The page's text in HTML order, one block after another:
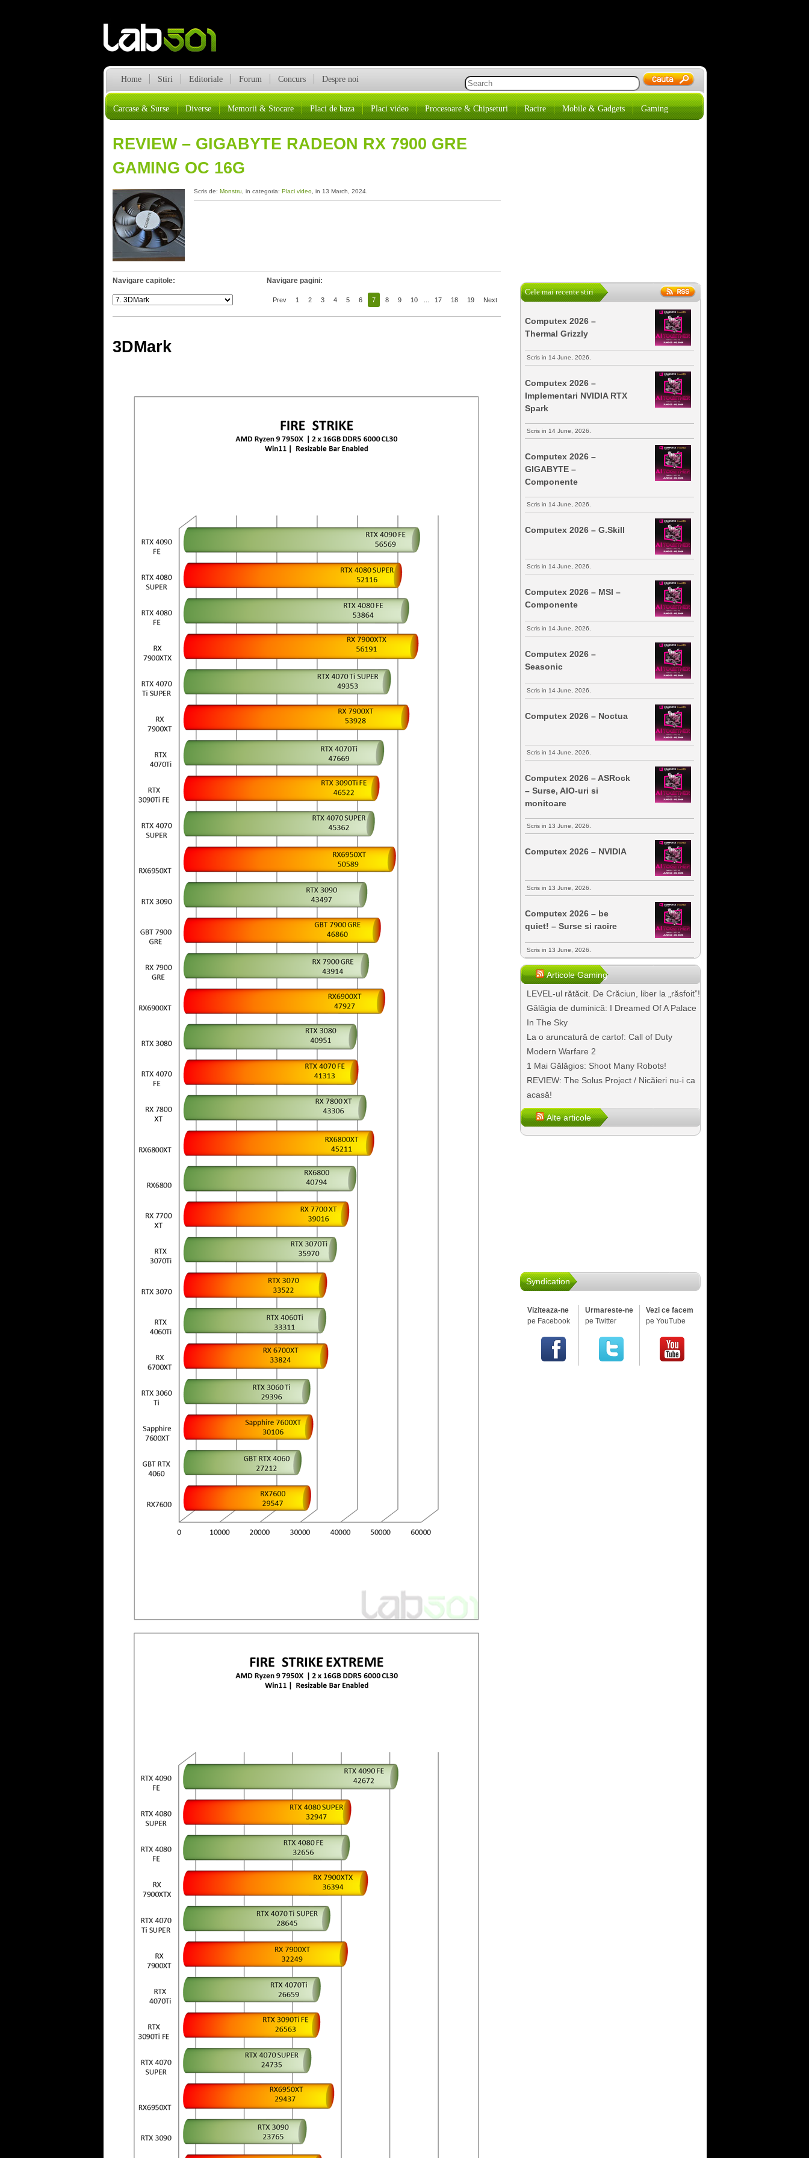
Home Stiri Editoriale Forum Concurs Despre noi
Carcase & Surse Diverse Memorii & Stocare Placi de baza Placi video Procesoare & Chipseturi Racire Mobile & Gadgets Gaming
REVIEW – GIGABYTE RADEON RX 7900 GRE
GAMING OC 16G
Scris de: Monstru , in categoria: Placi video, in 13 March, 2024.
Navigare capitole: Navigare pagini:
Prev 1 2 3 4 5 6 7 8 9 10 17 18 19 Next
3DMark
Cele mai recente stiri
Computex 2026 –
Thermal Grizzly
Scris in 14 June, 2026.
Computex 2026 –
Implementari NVIDIA RTX
Spark
Scris in 14 June, 2026.
Computex 2026 –
GIGABYTE –
Componente
Scris in 14 June, 2026.
Computex 2026 – G.Skill
Scris in 14 June, 2026.
Computex 2026 – MSI –
Componente
Scris in 14 June, 2026.
Computex 2026 –
Seasonic
Scris in 14 June, 2026.
Computex 2026 – Noctua
Scris in 14 June, 2026.
Computex 2026 – ASRock
– Surse, AIO-uri si
monitoare
Scris in 13 June, 2026.
Computex 2026 – NVIDIA
Scris in 13 June, 2026.
Computex 2026 – be
quiet! – Surse si racire
Scris in 13 June, 2026.
Articole Gaming
LEVEL-ul rătăcit. De Crăciun, liber la „răsfoit”!
Gălăgia de duminică: I Dreamed Of A Palace
In The Sky
La o aruncatură de cartof: Call of Duty
Modern Warfare 2
1 Mai Gălăgios: Shoot Many Robots!
REVIEW: The Solus Project / Nicăieri nu-i ca
acasă!
Alte articole
Syndication
Viziteaza-ne
pe Facebook
Urmareste-ne
pe Twitter
Vezi ce facem
pe YouTube